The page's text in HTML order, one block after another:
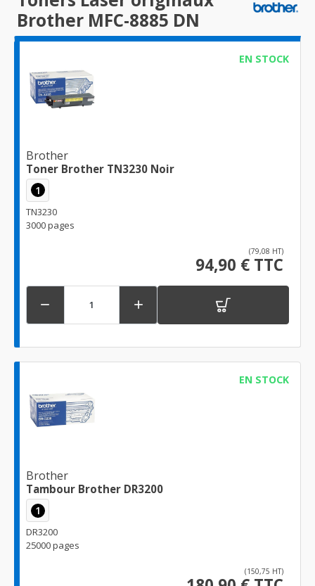
Brother MFC-8885 DN
EN STOCK
Brother
Toner Brother TN3230 Noir
1
TN3230
3000 pages
(79,08 HT)
94,90 € TTC
 
EN STOCK
Brother
Tambour Brother DR3200
1
DR3200
25000 pages
(150,75 HT)